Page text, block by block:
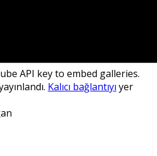
API key to embed galleries.
Kalıcı bağlantıyı yer